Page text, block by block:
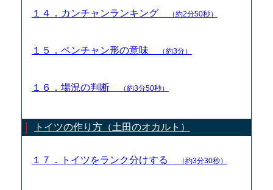
１４．カンチャンランキング （約2分50秒）
１５．ペンチャン形の意味 （約3分）
１６．場況の判断 （約3分50秒）
トイツの作り方（土田のオカルト）
１７．トイツをランク分けする （約3分30秒）